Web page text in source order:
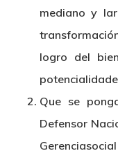
mediano y
logro del
Que se
Defensor